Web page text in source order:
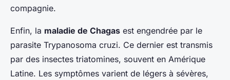
compagnie.
Enfin, la maladie de Chagas est engendrée par le
parasite Trypanosoma cruzi. Ce dernier est transmis
par des insectes triatomines, souvent en Amérique
Latine. Les symptômes varient de légers à sévères,